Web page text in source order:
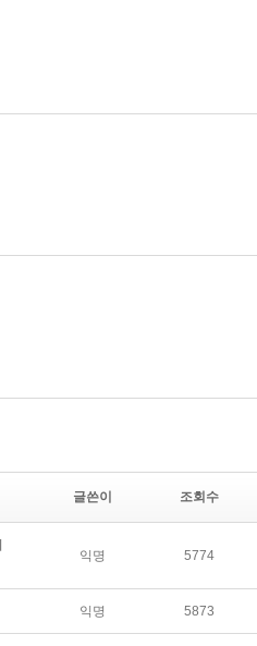
글쓴이 조회수
익명 5774
익명 5873